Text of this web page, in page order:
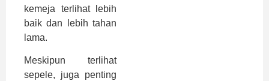
kemeja terlihat lebih
baik dan lebih tahan
lama.
Meskipun terlihat
sepele, juga penting